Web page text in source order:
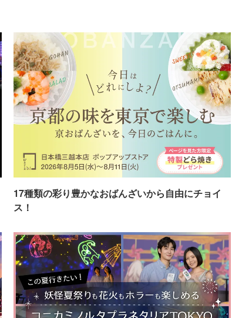
17種類の彩り豊かなおばんざいから自由にチョイ
ス！